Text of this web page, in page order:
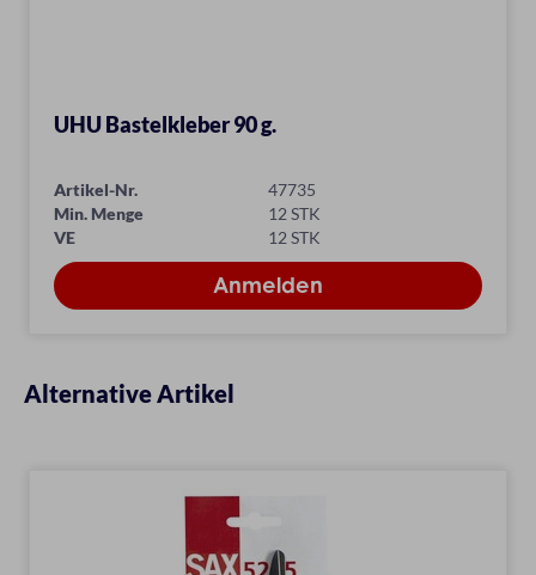
UHU Bastelkleber 90 g.
Artikel-Nr.
47735
Min. Menge
12 STK
VE
12 STK
Alternative Artikel